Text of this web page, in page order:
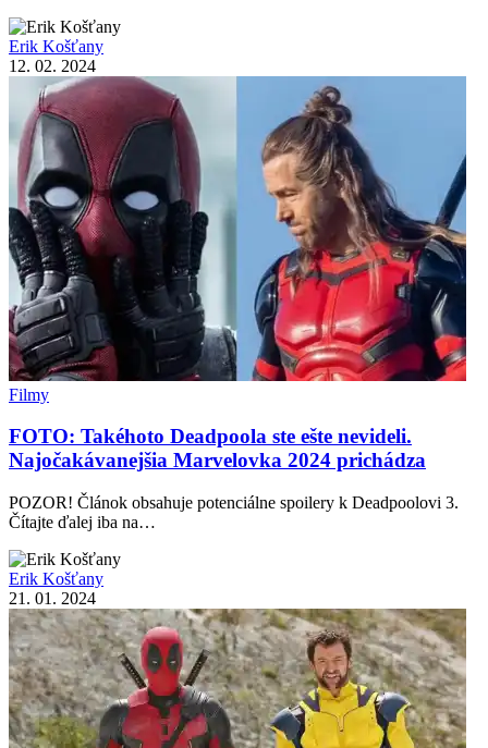
Erik Košťany
12. 02. 2024
Filmy
FOTO: Takéhoto Deadpoola ste ešte nevideli.
Najočakávanejšia Marvelovka 2024 prichádza
POZOR! Článok obsahuje potenciálne spoilery k Deadpoolovi 3.
Čítajte ďalej iba na…
Erik Košťany
21. 01. 2024